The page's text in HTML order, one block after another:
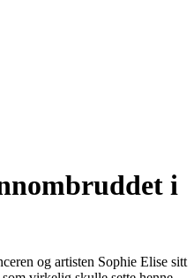
i
og artisten Sophie Elise sitt